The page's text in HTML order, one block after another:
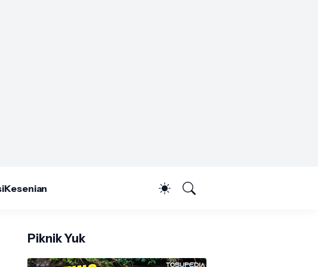
Kesenian
Piknik Yuk